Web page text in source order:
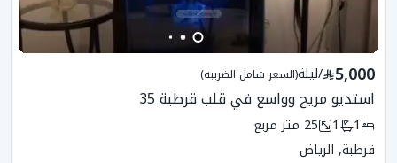
5,000
/ليلة(السعر شامل الضريبه)
استديو مريح وواسع في قلب قرطبة 35
1
1
25 متر مربع
قرطبة, الرياض